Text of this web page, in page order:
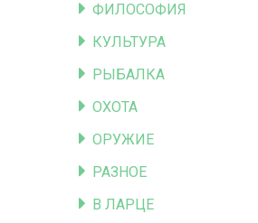
ФИЛОСОФИЯ
КУЛЬТУРА
РЫБАЛКА
ОХОТА
ОРУЖИЕ
РАЗНОЕ
В ЛАРЦЕ